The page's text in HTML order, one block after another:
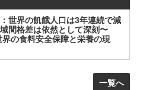
世界の飢餓人口は3年連続で減
間格差は依然として深刻〜
の食料安全保障と栄養の現
一覧へ